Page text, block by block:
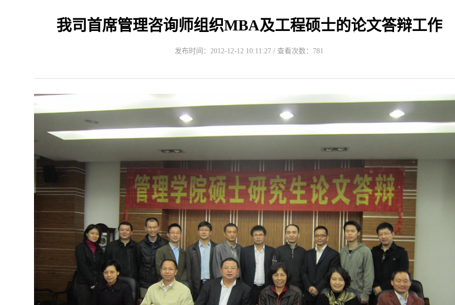
我司首席管理咨询师组织MBA及工程硕士的论文答辩工作
发布时间：2012-12-12 10:11:27 / 查看次数：781